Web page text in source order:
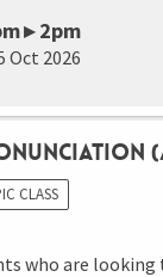
▸ 2pm
Oct 2026
CLASS
who are